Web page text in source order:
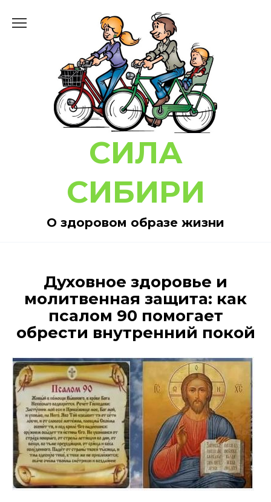
СИЛА
СИБИРИ
О здоровом образе жизни
Духовное здоровье и
молитвенная защита: как
псалом 90 помогает
обрести внутренний покой